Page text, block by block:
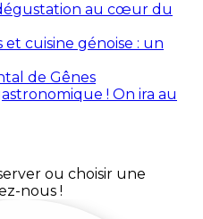
au cœur du
cuisine génoise : un
de Gênes
! On ira au
ou choisir une
nous !